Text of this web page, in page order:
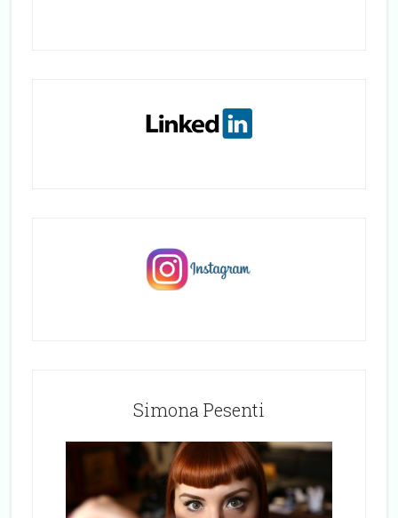
Simona Pesenti